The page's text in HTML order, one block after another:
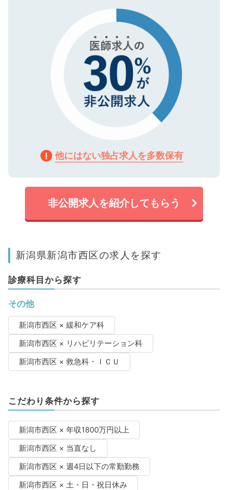
で、機密保持に関してもご安心ください。
他にはない独占求人を多数保有
非公開求人を紹介してもらう
新潟県新潟市西区の求人を探す
診療科目から探す
その他
新潟市西区 × 緩和ケア科
新潟市西区 × リハビリテーション科
新潟市西区 × 救急科・ＩＣＵ
こだわり条件から探す
新潟市西区 × 年収1800万円以上
新潟市西区 × 当直なし
新潟市西区 × 週4日以下の常勤勤務
新潟市西区 × 土・日・祝日休み